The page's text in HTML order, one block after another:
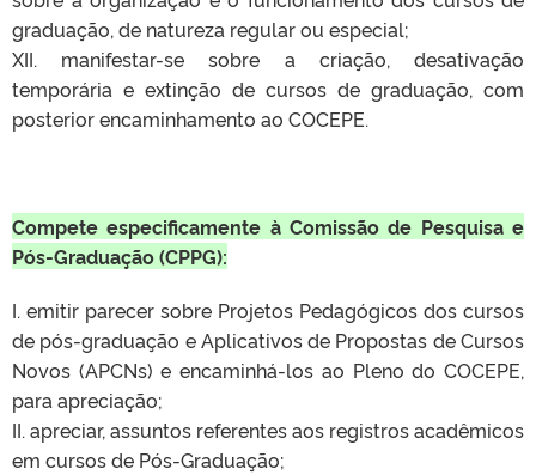
graduação, de natureza regular ou especial;
XII. manifestar-se sobre a criação, desativação
temporária e extinção de cursos de graduação, com
posterior encaminhamento ao COCEPE.
Compete especificamente à Comissão de Pesquisa e
Pós-Graduação(CPPG):
I. emitir parecer sobre Projetos Pedagógicos dos cursos
de pós-graduação e Aplicativos de Propostas de Cursos
Novos (APCNs) e encaminhá-los ao Pleno do COCEPE,
para apreciação;
II. apreciar, assuntos referentes aos registros acadêmicos
em cursos de Pós-Graduação;